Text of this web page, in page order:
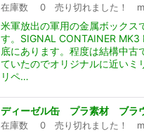
在庫数 0 売り切れました！
米軍放出の軍用の金属ボックス
す。SIGNAL CONTAINER
底にあります。程度は結構中古
ていたのでオリジナルに近いミ
リペ…
ディーゼル缶 プラ素材 ブラ
在庫数 0 売り切れました！